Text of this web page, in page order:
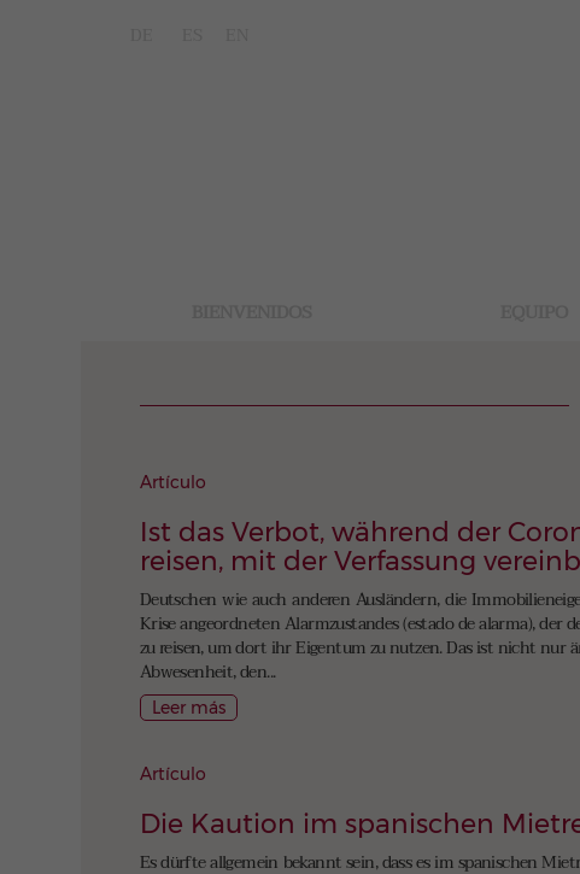
Artículo
Ist das Verbot, während der
reisen, mit der Verfassung
Deutschen wie auch anderen Ausländern, die
Krise angeordneten Alarmzustandes (estado de alarma), der
zu reisen, um dort ihr Eigentum zu nutzen. Das ist nicht nur
Abwesenheit, den...
Leer más
Artículo
Die Kaution im spanischen
Es dürfte allgemein bekannt sein, dass es im spanischen